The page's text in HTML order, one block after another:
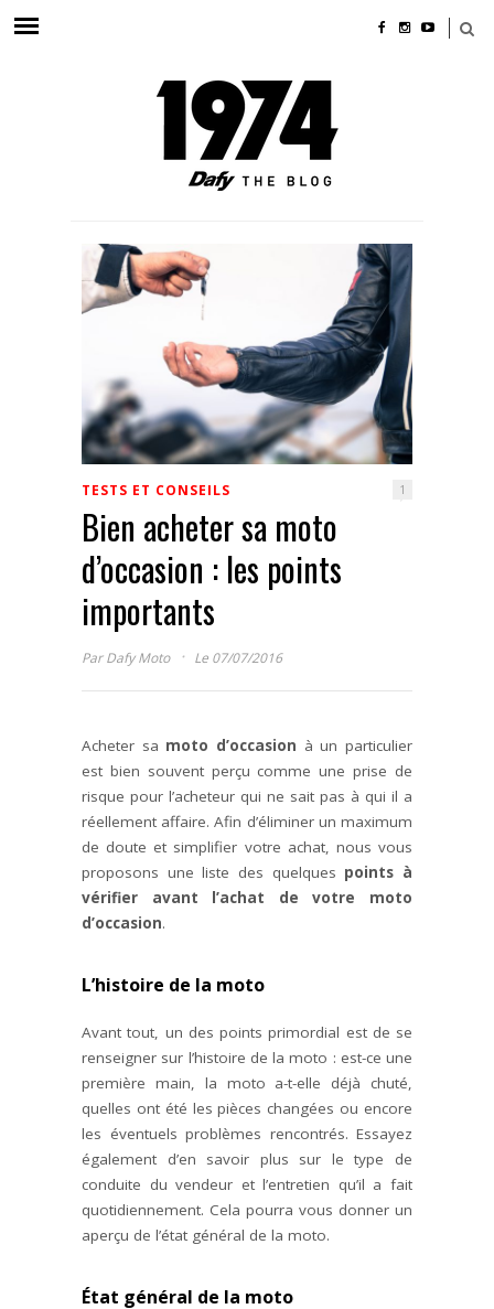
TESTS ET CONSEILS 1
Bien acheter sa moto
d’occasion : les points
importants
ParDafy Moto · Le 07/07/2016
Acheter sa moto d’occasion à un particulier
est bien souvent perçu comme une prise de
risque pour l’acheteur qui ne sait pas à qui il a
réellement affaire. Afin d’éliminer un maximum
de doute et simplifier votre achat, nous vous
proposons une liste des quelques points à
vérifier avant l’achat de votre moto
d’occasion.
L’histoire de la moto
Avant tout, un des points primordial est de se
renseigner sur l’histoire de la moto : est-ce une
première main, la moto a-t-elle déjà chuté,
quelles ont été les pièces changées ou encore
les éventuels problèmes rencontrés. Essayez
également d’en savoir plus sur le type de
conduite du vendeur et l’entretien qu’il a fait
quotidiennement. Cela pourra vous donner un
aperçu de l’état général de la moto.
État général de la moto